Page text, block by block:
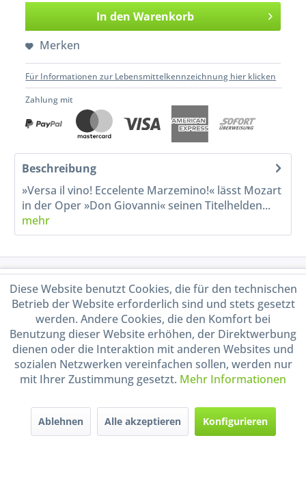
In den Warenkorb
Merken
Für Informationen zur Lebensmittelkennzeichnung hier klicken
Zahlung mit
Beschreibung
»Versa il vino! Eccelente Marzemino!« lässt Mozart
in der Oper »Don Giovanni« seinen Titelhelden...
mehr
Service Hotline
Shop Service
Informationen
Handel mit BIO-Weinen
durch DE-ÖKO-009
Diese Website benutzt Cookies, die für den technischen
Betrieb der Website erforderlich sind und stets gesetzt
werden. Andere Cookies, die den Komfort bei
Benutzung dieser Website erhöhen, der Direktwerbung
dienen oder die Interaktion mit anderen Websites und
sozialen Netzwerken vereinfachen sollen, werden nur
mit Ihrer Zustimmung gesetzt. Mehr Informationen
Ablehnen Alle akzeptieren Konfigurieren